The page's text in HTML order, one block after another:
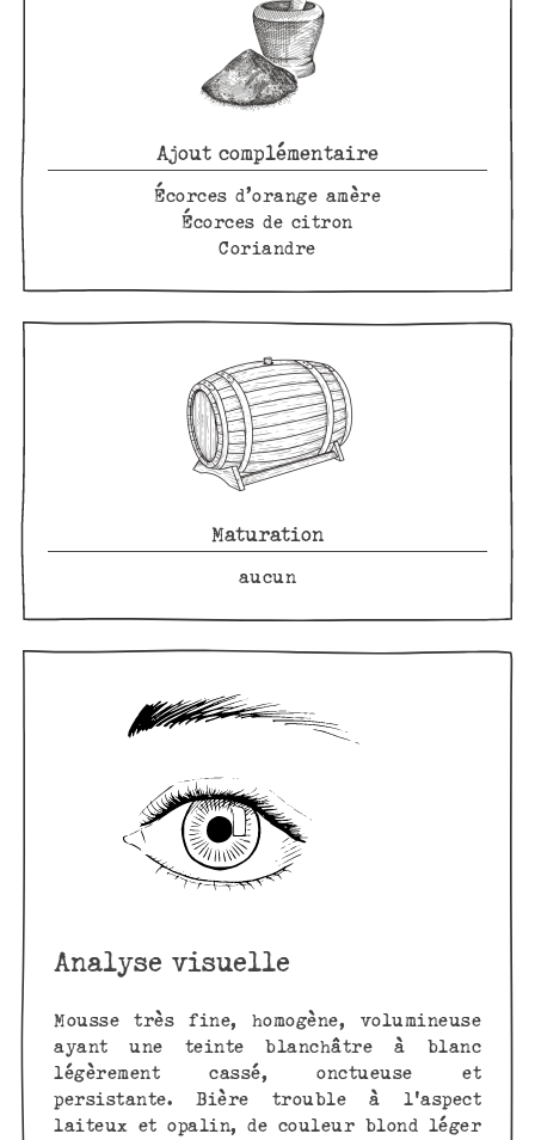
Ajout complémentaire
Écorces d’orange amère
Écorces de citron
Coriandre
Maturation
aucun
Analyse visuelle
Mousse très fine, homogène, volumineuse
ayant une teinte blanchâtre à blanc
légèrement cassé, onctueuse et
persistante. Bière trouble à l'aspect
laiteux et opalin, de couleur blond léger